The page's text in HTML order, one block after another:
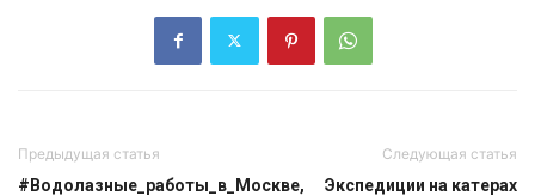
Предыдущая статья
#Водолазные_работы_в_Москве,
Следующая статья
Экспедиции на катерах